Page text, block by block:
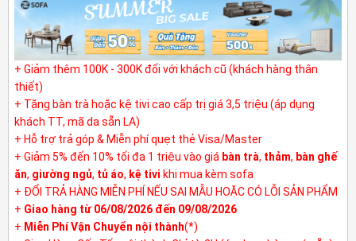
+ Giảm thêm 100K - 300K đối với khách cũ (khách hàng thân
thiết)
+ Tặng bàn trà hoặc kệ tivi cao cấp trị giá 3,5 triệu (áp dụng
khách TT, mã da sẵn LA)
+ Hỗ trợ trả góp & Miễn phí quẹt thẻ Visa/Master
+ Giảm 5% đến 10% tối đa 1 triệu vào giá bàn trà, thảm, bàn ghế
ăn, giường ngủ, tủ áo, kệ tivi khi mua kèm sofa
+ ĐỔI TRẢ HÀNG MIỄN PHÍ NẾU SAI MẪU HOẶC CÓ LỖI SẢN PHẨM
+ Giao hàng từ 06/08/2026 đến 09/08/2026
+ Miễn Phí Vận Chuyển nội thành(*)